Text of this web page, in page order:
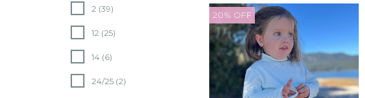
2 (39)
12 (25)
14 (6)
24/25 (2)
20% OFF